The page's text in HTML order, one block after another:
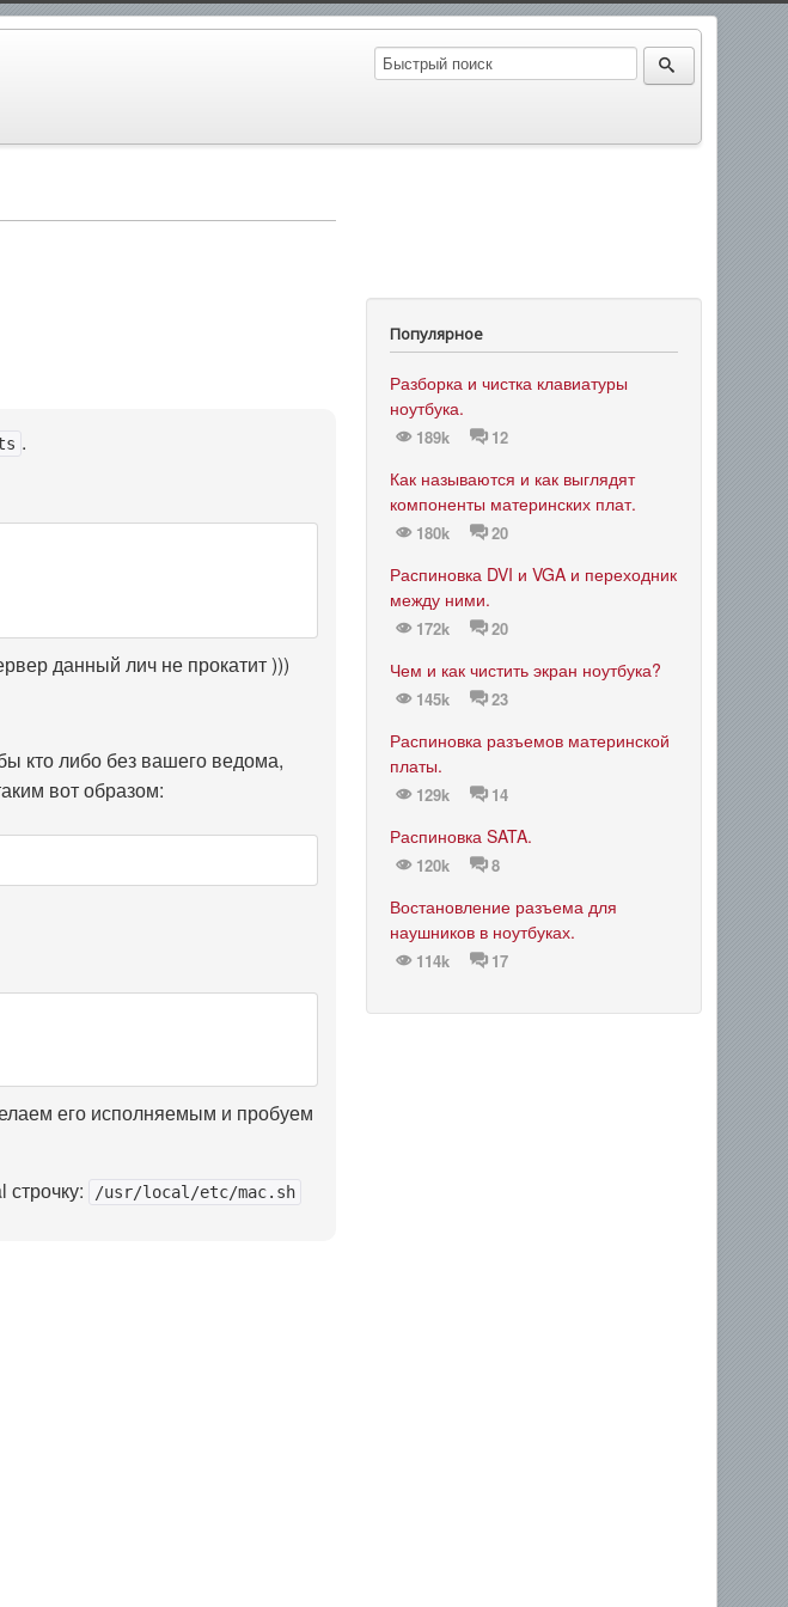
.
данный лич не прокатит )))
кто либо без вашего ведома,
вот образом:
его исполняемым и пробуем
/usr/local/etc/mac.sh
Популярное
Разборка и чистка клавиатуры
ноутбука.
189k 12
Как называются и как выглядят
компоненты материнских плат.
180k 20
Распиновка DVI и VGA и переходник
между ними.
172k 20
Чем и как чистить экран ноутбука?
145k 23
Распиновка разъемов материнской
платы.
129k 14
Распиновка SATA.
120k 8
Востановление разъема для
наушников в ноутбуках.
114k 17